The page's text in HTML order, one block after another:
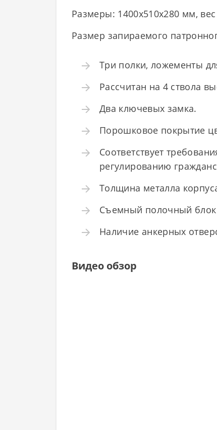
Размеры: 1400x510x280 мм,
Размер запираемого
Три полки, ложементы
Рассчитан на 4 ствола
Два ключевых замка.
Порошковое покрытие
Соответствует
регулированию
Толщина металла
Съемный полочный блок
Наличие анкерных
Видео обзор